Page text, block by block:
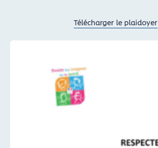
Télécharger le plaidoyer